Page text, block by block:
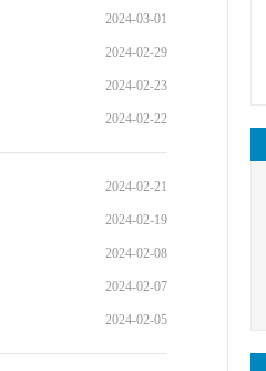
2024-03-01
2024-02-29
2024-02-23
2024-02-22
2024-02-21
2024-02-19
2024-02-08
2024-02-07
2024-02-05